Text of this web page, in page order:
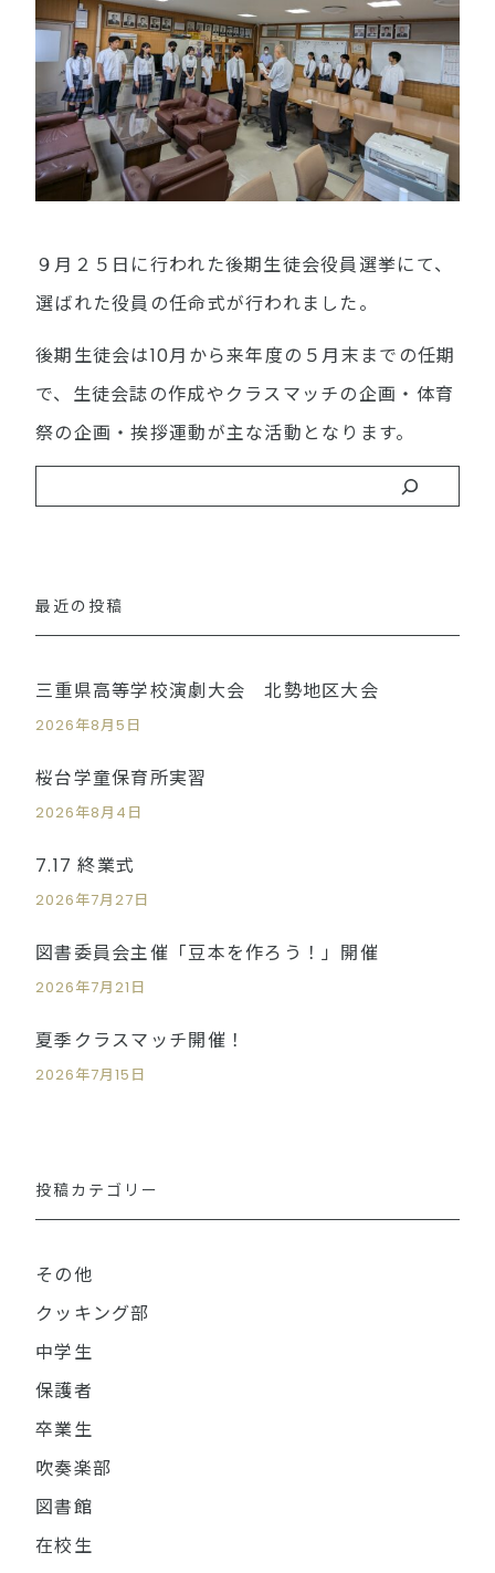
９月２５日に行われた後期生徒会役員選挙にて、
選ばれた役員の任命式が行われました。
後期生徒会は10月から来年度の５月末までの任期
で、生徒会誌の作成やクラスマッチの企画・体育
祭の企画・挨拶運動が主な活動となります。
最近の投稿
三重県高等学校演劇大会 北勢地区大会
2026年8月5日
桜台学童保育所実習
2026年8月4日
7.17 終業式
2026年7月27日
図書委員会主催「豆本を作ろう！」開催
2026年7月21日
夏季クラスマッチ開催！
2026年7月15日
投稿カテゴリー
その他
クッキング部
中学生
保護者
卒業生
吹奏楽部
図書館
在校生